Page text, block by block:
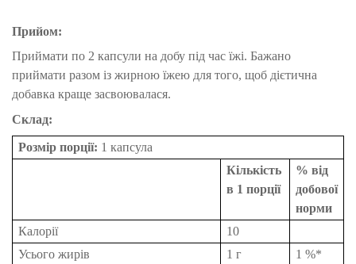
Прийом:
Приймати по 2 капсули на добу під час їжі. Бажано
приймати разом із жирною їжею для того, щоб дієтична
добавка краще засвоювалася.
Склад:
Розмір порції: 1 капсула
Кількість
в 1 порції
% від
добової
норми
Калорії
10
Усього жирів
1 г
1 %*